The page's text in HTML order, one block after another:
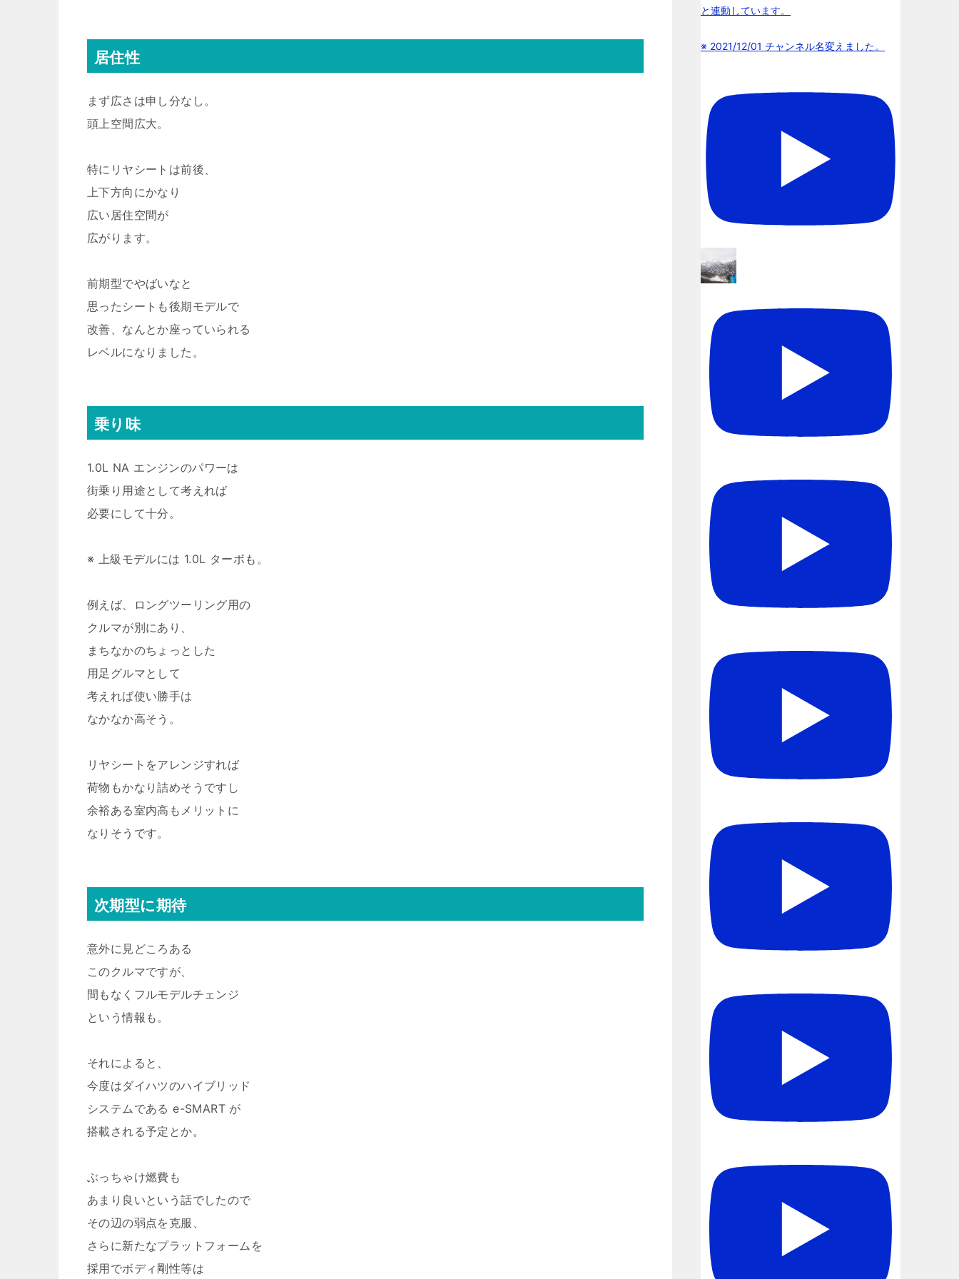
居住性
まず広さは申し分なし。
頭上空間広大。
特にリヤシートは前後、
上下方向にかなり
広い居住空間が
広がります。
前期型でやばいなと
思ったシートも後期モデルで
改善、なんとか座っていられる
レベルになりました。
乗り味
1.0L NA エンジンのパワーは
街乗り用途として考えれば
必要にして十分。
※ 上級モデルには 1.0L ターボも。
例えば、ロングツーリング用の
クルマが別にあり、
まちなかのちょっとした
用足グルマとして
考えれば使い勝手は
なかなか高そう。
リヤシートをアレンジすれば
荷物もかなり詰めそうですし
余裕ある室内高もメリットに
なりそうです。
次期型に期待
意外に見どころある
このクルマですが、
間もなくフルモデルチェンジ
という情報も。
それによると、
今度はダイハツのハイブリッド
システムである e-SMART が
搭載される予定とか。
ぶっちゃけ燃費も
あまり良いという話でしたので
その辺の弱点を克服、
さらに新たなプラットフォームを
採用でボディ剛性等は
と連動しています。
※ 2021/12/01 チャンネル名変えました。